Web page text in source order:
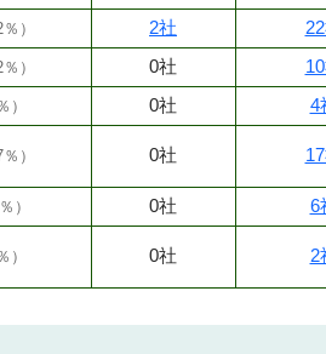
） 2社
） 0社
） 0社 4
） 0社
） 0社 6
） 0社 2